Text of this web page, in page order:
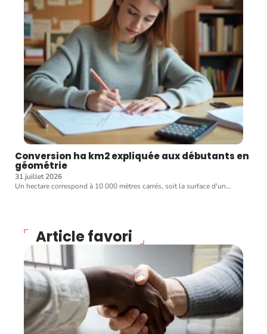
Conversion ha km2 expliquée aux débutants en
géométrie
31 juillet 2026
Un hectare correspond à 10 000 mètres carrés, soit la surface d'un…
Article favori